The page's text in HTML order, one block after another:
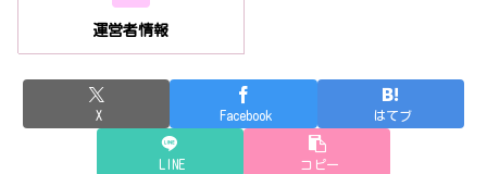
運営者情報
X Facebook はてブ
LINE コピー